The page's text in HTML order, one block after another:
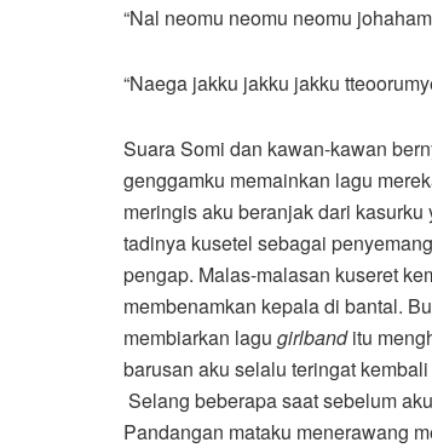
“Nal neomu neomu neomu
“Naega jakku jakku jakku
Suara Somi dan kawan-kawan
genggamku memainkan lagu
meringis aku beranjak dari
tadinya kusetel sebagai
pengap. Malas-malasan kuseret
membenamkan kepala di bantal.
membiarkan lagu girlbanditu
barusan aku selalu teringat
Selang beberapa saat sebelum
Pandangan mataku menerawang